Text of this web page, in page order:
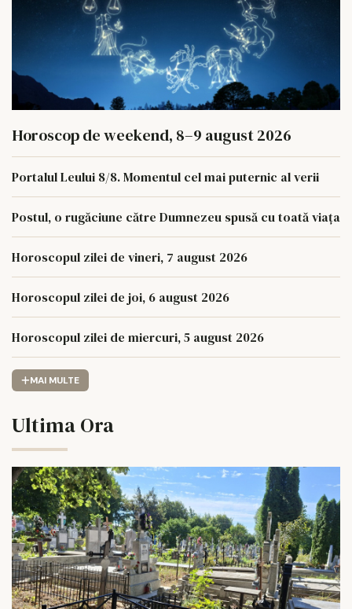
Horoscop de weekend, 8–9 august 2026
Portalul Leului 8/8. Momentul cel mai puternic al verii
Postul, o rugăciune către Dumnezeu spusă cu toată viața
Horoscopul zilei de vineri, 7 august 2026
Horoscopul zilei de joi, 6 august 2026
Horoscopul zilei de miercuri, 5 august 2026
MAI MULTE
Ultima Ora